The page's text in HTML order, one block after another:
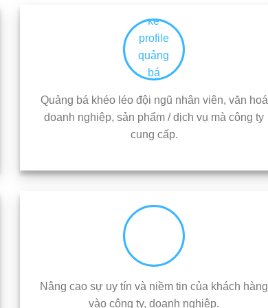
Quảng bá khéo léo đội ngũ nhân viên, văn hoá
doanh nghiệp, sản phẩm / dịch vụ mà công ty
cung cấp.
Nâng cao sự uy tín và niềm tin của khách hàng
vào công ty, doanh nghiệp.